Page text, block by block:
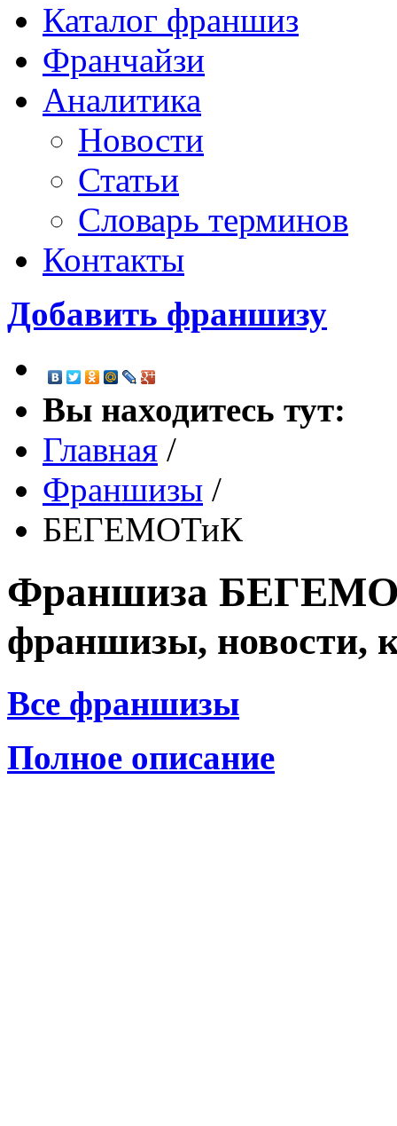
Каталог франшиз
Франчайзи
Аналитика
Новости
Статьи
Словарь терминов
Контакты
Добавить франшизу
Вы находитесь тут:
Главная /
Франшизы /
БЕГЕМОТиК
Франшиза
франшизы, новости,
Все франшизы
Полное описание